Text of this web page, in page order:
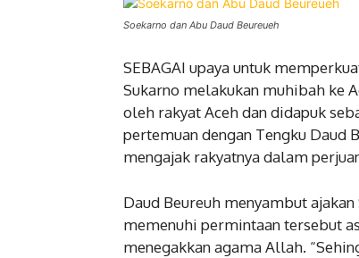
Soekarno dan Abu Daud Beureueh
SEBAGAI upaya untuk
Sukarno melakukan muhibah ke
oleh rakyat Aceh dan didapuk
pertemuan dengan Tengku Daud
mengajak rakyatnya dalam
Daud Beureuh menyambut
memenuhi permintaan tersebut
menegakkan agama Allah.